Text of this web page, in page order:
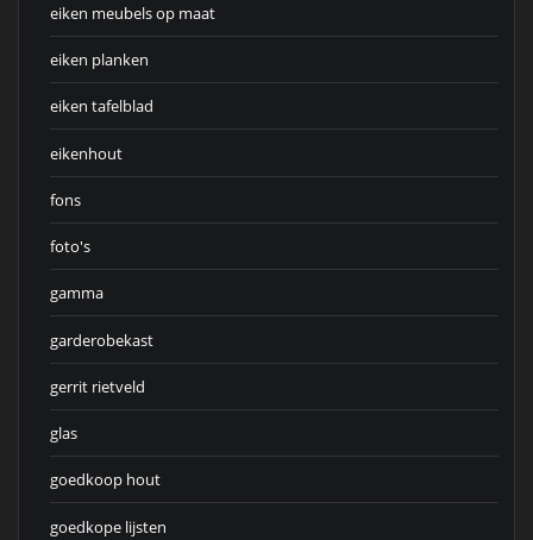
eiken meubels op maat
eiken planken
eiken tafelblad
eikenhout
fons
foto's
gamma
garderobekast
gerrit rietveld
glas
goedkoop hout
goedkope lijsten